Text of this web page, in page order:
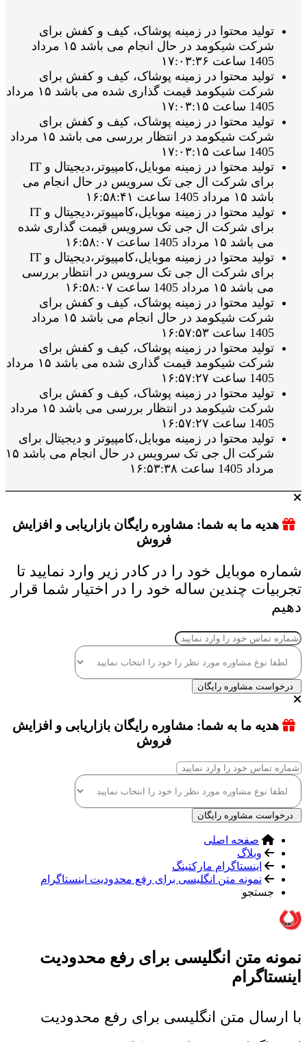
تولید محتوا در زمینه پوشاک، کیف و کفش برای
شرکت شیکومد در حال انجام می باشد ۱۵ مرداد
1405 ساعت ۱۷:۰۳:۳۶
تولید محتوا در زمینه پوشاک، کیف و کفش برای
شرکت شیکومد قیمت گذاری شده می باشد ۱۵ مرداد
1405 ساعت ۱۷:۰۳:۱۵
تولید محتوا در زمینه پوشاک، کیف و کفش برای
شرکت شیکومد در انتظار بررسی می باشد ۱۵ مرداد
1405 ساعت ۱۷:۰۳:۱۵
تولید محتوا در زمینه موبایل،کامپیوتر،دیجیتال و IT
برای شرکت ال جی تک سرویس در حال انجام می
باشد ۱۵ مرداد 1405 ساعت ۱۶:۵۸:۴۱
تولید محتوا در زمینه موبایل،کامپیوتر،دیجیتال و IT
برای شرکت ال جی تک سرویس قیمت گذاری شده
می باشد ۱۵ مرداد 1405 ساعت ۱۶:۵۸:۰۷
تولید محتوا در زمینه موبایل،کامپیوتر،دیجیتال و IT
برای شرکت ال جی تک سرویس در انتظار بررسی
می باشد ۱۵ مرداد 1405 ساعت ۱۶:۵۸:۰۷
تولید محتوا در زمینه پوشاک، کیف و کفش برای
شرکت شیکومد در حال انجام می باشد ۱۵ مرداد
1405 ساعت ۱۶:۵۷:۵۳
تولید محتوا در زمینه پوشاک، کیف و کفش برای
شرکت شیکومد قیمت گذاری شده می باشد ۱۵ مرداد
1405 ساعت ۱۶:۵۷:۲۷
تولید محتوا در زمینه پوشاک، کیف و کفش برای
شرکت شیکومد در انتظار بررسی می باشد ۱۵ مرداد
1405 ساعت ۱۶:۵۷:۲۷
تولید محتوا در زمینه موبایل،کامپیوتر و دیجیتال برای
شرکت ال جی تک سرویس در حال انجام می باشد ۱۵
مرداد 1405 ساعت ۱۶:۵۳:۳۸
هدیه ما به شما: مشاوره رایگان بازاریابی و افزایش
فروش
شماره موبایل خود را در کادر زیر وارد نمایید تا
تجربیات چندین ساله خود را در اختیار شما قرار
دهیم
درخواست مشاوره رایگان
هدیه ما به شما: مشاوره رایگان بازاریابی و افزایش
فروش
درخواست مشاوره رایگان
صفحه اصلی
وبلاگ
اینستاگرام مارکتینگ
نمونه متن انگلیسی برای رفع محدودیت اینستاگرام
جستجو
نمونه متن انگلیسی برای رفع محدودیت
اینستاگرام
با ارسال متن انگلیسی برای رفع محدودیت